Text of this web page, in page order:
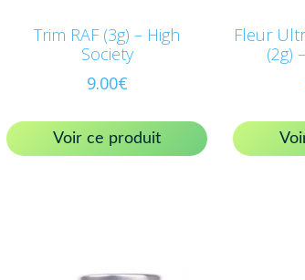
Trim RAF (3g) – High
Society
9.00€
Voir ce produit
Fleur
(2g)